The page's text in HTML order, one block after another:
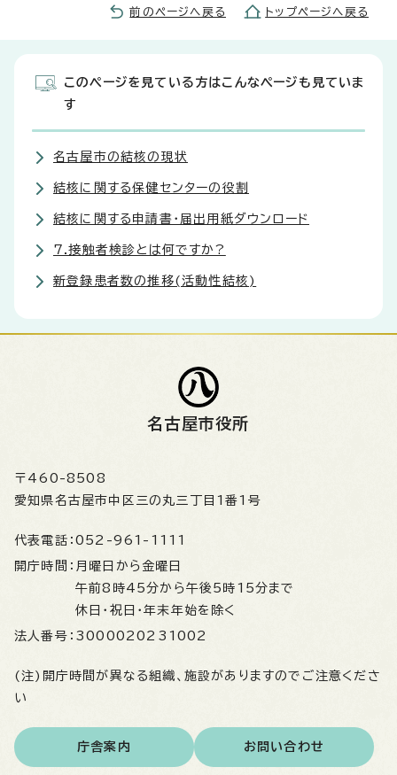
前のページへ戻る トップページへ戻る
このページを見ている方はこんなページも見ていま
す
名古屋市の結核の現状
結核に関する保健センターの役割
結核に関する申請書・届出用紙ダウンロード
7.接触者検診とは何ですか?
新登録患者数の推移(活動性結核)
名古屋市役所
〒460-8508
愛知県名古屋市中区三の丸三丁目1番1号
代表電話： 052-961-1111
開庁時間： 月曜日から金曜日
午前8時45分から午後5時15分まで
休日・祝日・年末年始を除く
法人番号： 3000020231002
(注)開庁時間が異なる組織、施設がありますのでご注意くださ
い
庁舎案内 お問い合わせ